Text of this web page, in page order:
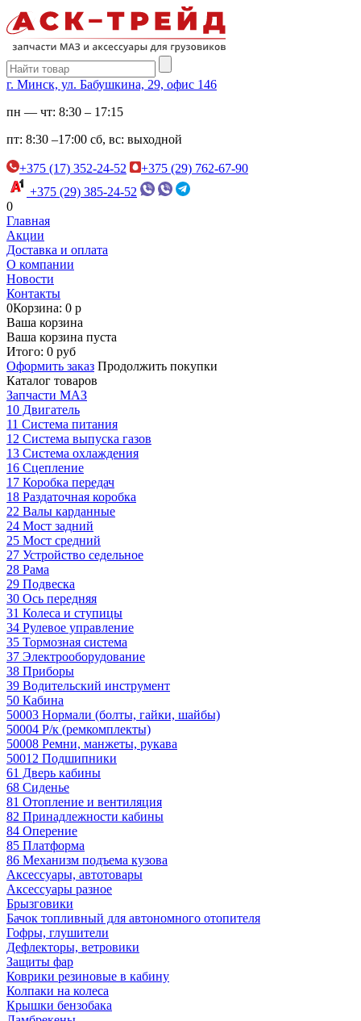
г. Минск, ул. Бабушкина, 29, офис 146
пн — чт: 8:30 – 17:15
пт: 8:30 –17:00 сб, вс: выходной
+375 (17) 352-24-52
+375 (29) 762-67-90
+375 (29) 385-24-52
0
Главная
Акции
Доставка и оплата
О компании
Новости
Контакты
0Корзина: 0 р
Ваша корзина
Ваша корзина пуста
Итого: 0 руб
Оформить заказ Продолжить покупки
Каталог товаров
Запчасти МАЗ
10 Двигатель
11 Система питания
12 Система выпуска газов
13 Система охлаждения
16 Сцепление
17 Коробка передач
18 Раздаточная коробка
22 Валы карданные
24 Мост задний
25 Мост средний
27 Устройство седельное
28 Рама
29 Подвеска
30 Ось передняя
31 Колеса и ступицы
34 Рулевое управление
35 Тормозная система
37 Электрооборудование
38 Приборы
39 Водительский инструмент
50 Кабина
50003 Нормали (болты, гайки, шайбы)
50004 Р/к (ремкомплекты)
50008 Ремни, манжеты, рукава
50012 Подшипники
61 Дверь кабины
68 Сиденье
81 Отопление и вентиляция
82 Принадлежности кабины
84 Оперение
85 Платформа
86 Механизм подъема кузова
Аксессуары, автотовары
Аксессуары разное
Брызговики
Бачок топливный для автономного отопителя
Гофры, глушители
Дефлекторы, ветровики
Защиты фар
Коврики резиновые в кабину
Колпаки на колеса
Крышки бензобака